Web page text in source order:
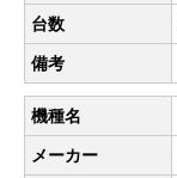
台数
備考
機種名
メーカー